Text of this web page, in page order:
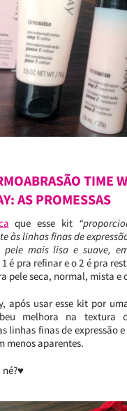
TIME
AS PROMESSAS
que esse kit
às linhas finas de
mais lisa e suave,
é pra refinar e o 2 é pra
pele seca, normal, mista e
após usar esse kit por
melhora na textura
linhas finas de expressão e
menos aparentes.
né?♥